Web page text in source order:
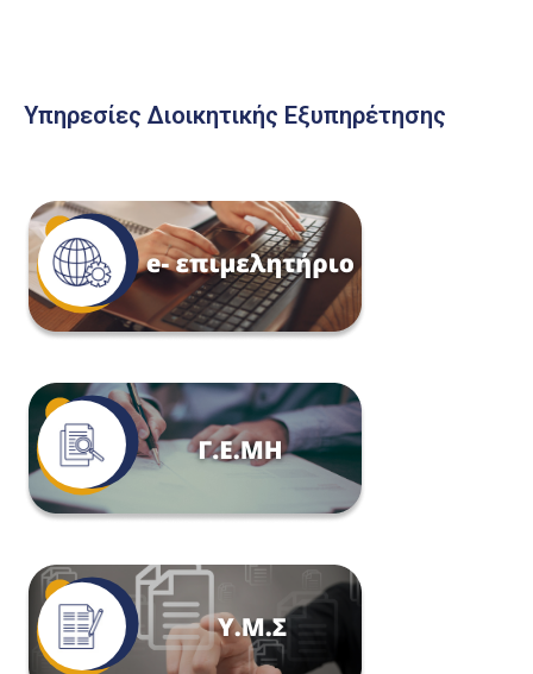
Υπηρεσίες Διοικητικής Εξυπηρέτησης